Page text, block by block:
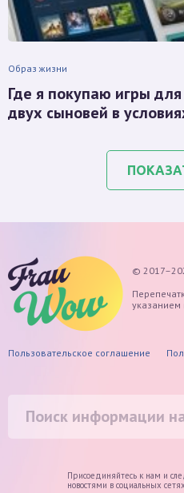
Образ жизни
Где я покупаю игры
двух сыновей в
©
указанием
Пользовательское соглашение
Присоединяйтесь к нам и
новостями в социальных сетях